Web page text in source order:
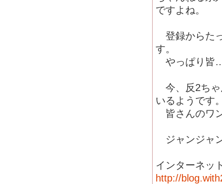
ですよね。
登録からた
す。
やっぱり皆
今、反2ちゃ
いるようです
皆さんのワ
ジャンジャ
インターネッ
http://